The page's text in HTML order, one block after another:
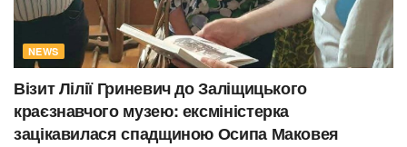
NEWS
Візит Лілії Гриневич до Заліщицького
краєзнавчого музею: ексміністерка
зацікавилася спадщиною Осипа Маковея